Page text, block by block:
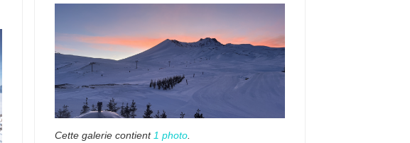
Cette galerie contient 1 photo.